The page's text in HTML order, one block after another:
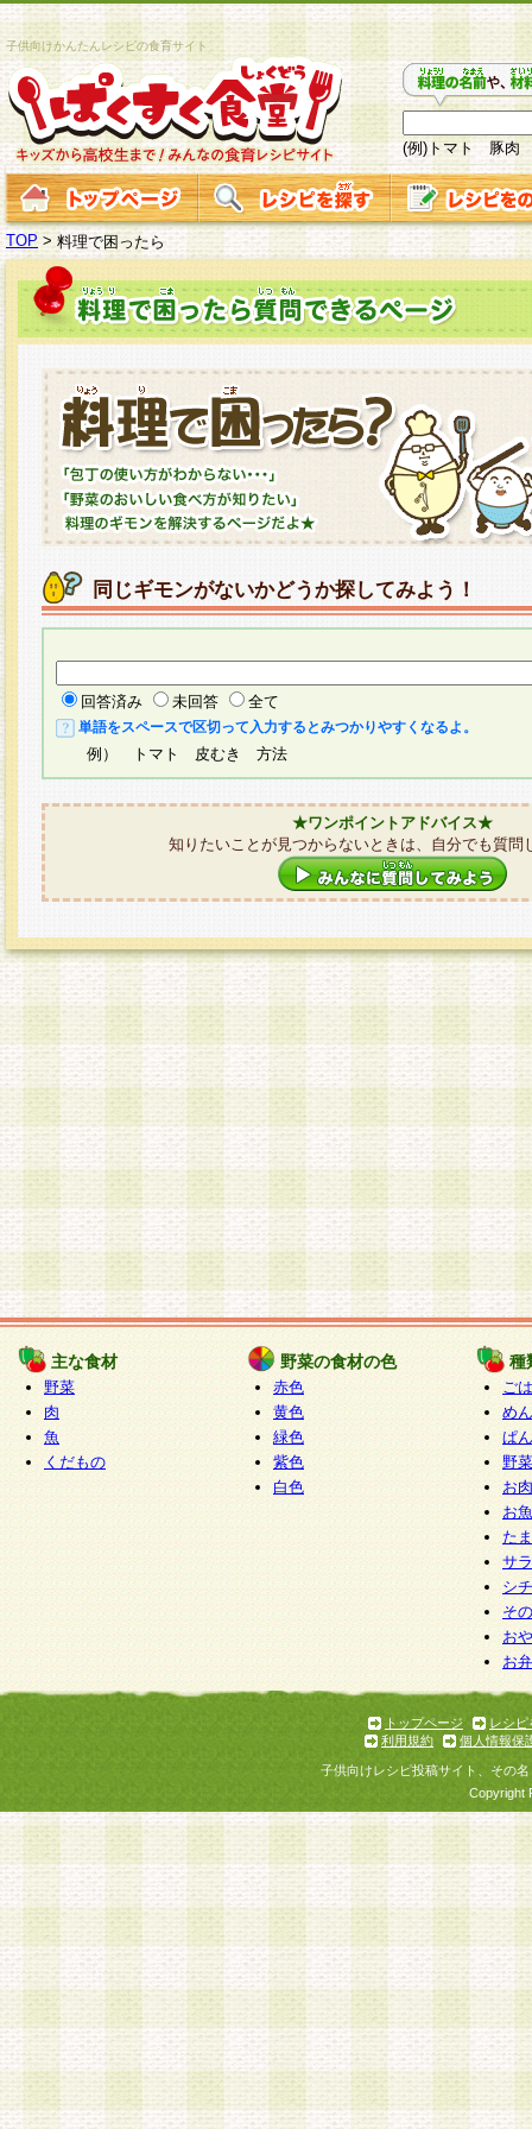
子供向けかんたんレシピの食育サイト
(例)トマト 豚肉
TOP >料理で困ったら
同じギモンがないかどうか探してみよう！
回答済み 未回答 全て
単語をスペースで区切って入力するとみつかりやすくなるよ。
例） トマト 皮むき 方法
★ワンポイントアドバイス★
知りたいことが見つからないときは、自分でも質問
主な食材
野菜
肉
魚
くだもの
野菜の食材の色
赤色
黄色
緑色
紫色
白色
種
ご
めん
ぱん
野
お
お
た
サ
シ
そ
お
お
トップページ
レシピ
利用規約
個人情報保
子供向けレシピ投稿サイト、その
Copyright